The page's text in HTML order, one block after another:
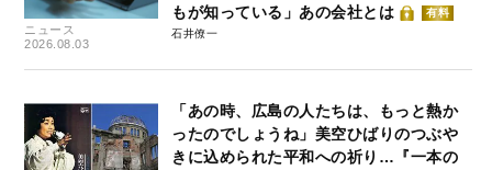
ニュース
2026.08.03
もが知っている」あの会社とは
有料
石井僚一
「あの時、広島の人たちは、もっと熱か
ったのでしょうね」美空ひばりのつぶや
きに込められた平和への祈り…『一本の